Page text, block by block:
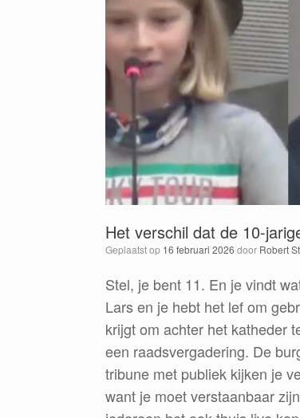
Het verschil dat de 10-
Geplaatst op 16 februari 2026 door Robert
Stel, je bent 11. En je vindt
Lars en je hebt het lef om
krijgt om achter het katheder
een raadsvergadering. De
tribune met publiek kijken je
want je moet verstaanbaar